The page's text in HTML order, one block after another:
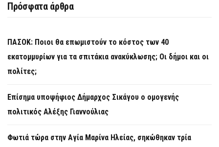
Πρόσφατα άρθρα
ΠΑΣΟΚ: Ποιοι θα επωμιστούν το κόστος των 40
εκατομμυρίων για τα σπιτάκια ανακύκλωσης; Οι δήμοι και οι
πολίτες;
Επίσημα υποψήφιος Δήμαρχος Σικάγου ο ομογενής
πολιτικός Αλέξης Γιαννούλιας
Φωτιά τώρα στην Aγία Μαρίνα Ηλείας, σηκώθηκαν τρία